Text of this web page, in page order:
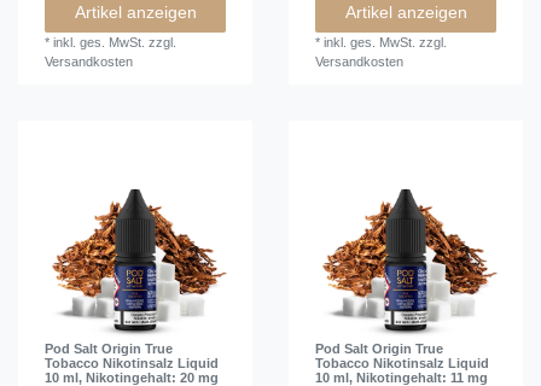
Artikel anzeigen
*inkl. ges. MwSt. zzgl.
Versandkosten
Artikel anzeigen
*inkl. ges. MwSt. zzgl.
Versandkosten
Pod Salt Origin True
Tobacco Nikotinsalz Liquid
10 ml, Nikotingehalt: 20 mg
Pod Salt Origin True
Tobacco Nikotinsalz Liquid
10 ml, Nikotingehalt: 11 mg